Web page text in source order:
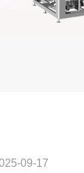
09-17